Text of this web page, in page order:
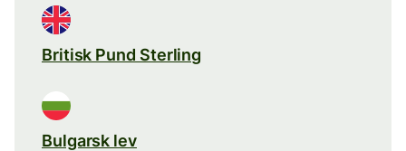
Britisk Pund Sterling
Bulgarsk lev